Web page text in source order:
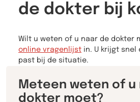
de dokter bij
Wilt u weten of u naar de dokter
online vragenlijst in. U krijgt snel
past bij de situatie.
Meteen weten of u
dokter moet?